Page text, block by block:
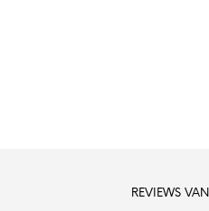
REVIEWS